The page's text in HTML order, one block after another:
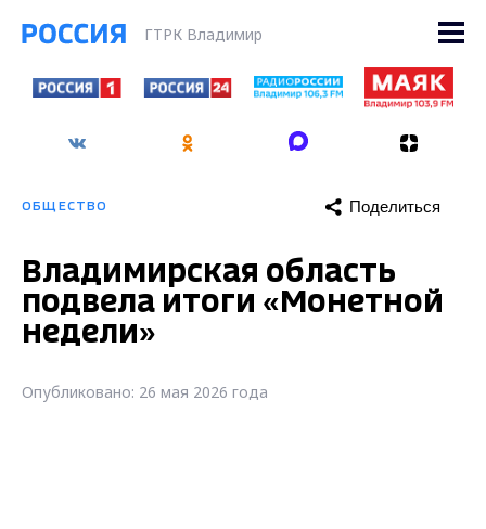
ГТРК Владимир
ОБЩЕСТВО Поделиться
Владимирская область
подвела итоги «Монетной
недели»
Опубликовано: 26 мая 2026 года